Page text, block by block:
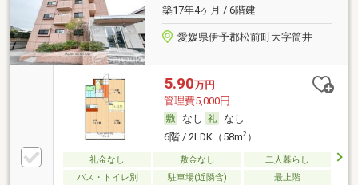
築17年4ヶ月 / 6階建
愛媛県伊予郡松前町大字筒井
5.90万円
管理費5,000円
なし
なし
6階 / 2LDK（58m2）
礼金なし 敷金なし
二人暮らし
バス・トイレ別
駐車場(近隣含) 最上階